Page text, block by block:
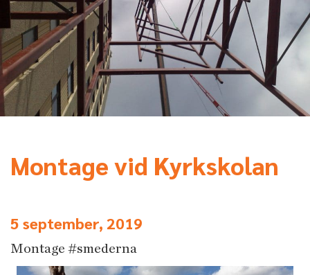
Montage vid Kyrkskolan
5 september, 2019
Montage #smederna